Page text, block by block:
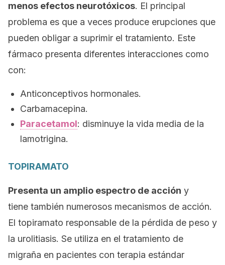
menos efectos neurotóxicos. El principal
problema es que a veces produce erupciones que
pueden obligar a suprimir el tratamiento. Este
fármaco presenta diferentes interacciones como
con:
Anticonceptivos hormonales.
Carbamacepina.
Paracetamol: disminuye la vida media de la
lamotrigina.
TOPIRAMATO
Presenta un amplio espectro de acción y
tiene también numerosos mecanismos de acción.
El topiramato responsable de la pérdida de peso y
la urolitiasis. Se utiliza en el tratamiento de
migraña en pacientes con terapia estándar